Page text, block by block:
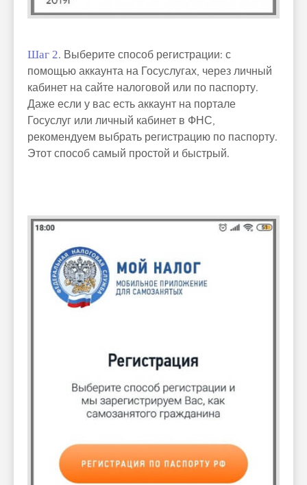
Шаг 2. Выберите способ регистрации: с
помощью аккаунта на Госуслугах, через личный
кабинет на сайте налоговой или по паспорту.
Даже если у вас есть аккаунт на портале
Госуслуг или личный кабинет в ФНС,
рекомендуем выбрать регистрацию по паспорту.
Этот способ самый простой и быстрый.